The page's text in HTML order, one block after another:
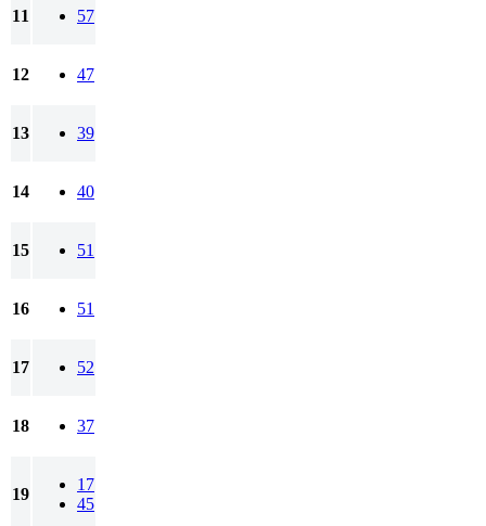
11 57
12 47
13 39
14 40
15 51
16 51
17 52
18 37
19
17
45